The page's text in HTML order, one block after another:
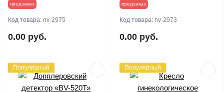
предзаказ
Код товара: nv-2975
0.00 руб.
предзаказ
Код товара: nv-2973
0.00 руб.
Популярный Популярный